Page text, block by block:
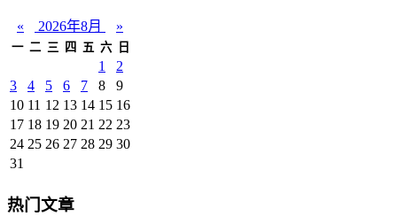
« 2026年8月 »
一 二 三 四 五 六 日
1
2
3
4 5 6 7 8
9
10 11 12 13 14 15 16
17 18 19 20 21 22 23
24 25 26 27 28 29 30
31
热门文章